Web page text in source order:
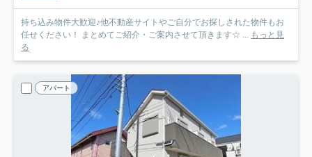
持ち込み物件大歓迎♪他不動産サイトやご自分でお探しされた物件もお
任せください！ まとめてご紹介・ご案内させて頂きます☆ ... もっと見
る
アパート